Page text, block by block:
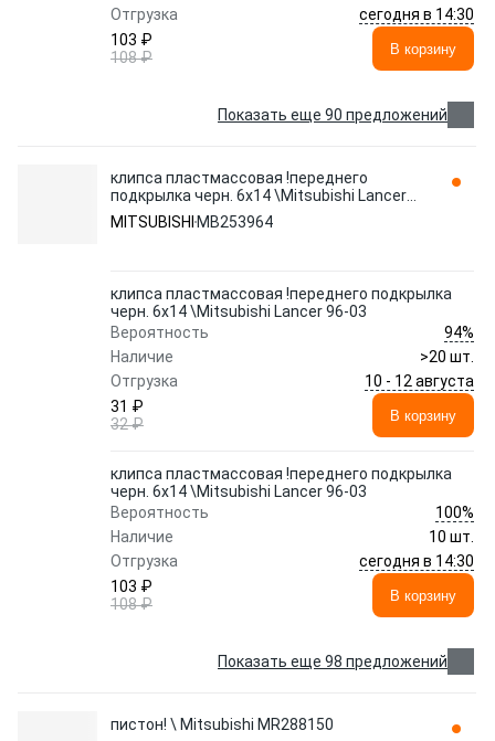
Отгрузка
сегодня в 14:30
103 ₽
108 ₽
В корзину
Показать еще 90 предложений
клипса пластмассовая !переднего
подкрылка черн. 6x14 \Mitsubishi Lancer
96-03 MB253964
MITSUBISHI MB253964
клипса пластмассовая !переднего подкрылка
черн. 6x14 \Mitsubishi Lancer 96-03
Вероятность
94%
Наличие
>20 шт.
Отгрузка
10 - 12 августа
31 ₽
32 ₽
В корзину
клипса пластмассовая !переднего подкрылка
черн. 6x14 \Mitsubishi Lancer 96-03
Вероятность
100%
Наличие
10 шт.
Отгрузка
сегодня в 14:30
103 ₽
108 ₽
В корзину
Показать еще 98 предложений
пистон! \ Mitsubishi MR288150